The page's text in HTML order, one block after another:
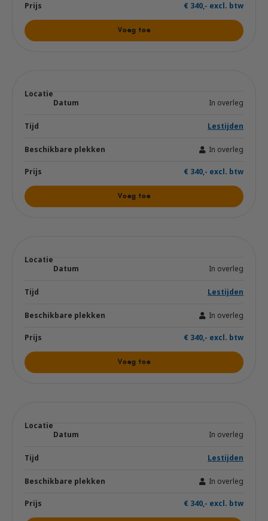
€ 340,- excl. btw
Voeg toe
In overleg
Lestijden
In overleg
€ 340,- excl. btw
Voeg toe
In overleg
Lestijden
In overleg
€ 340,- excl. btw
Voeg toe
In overleg
Lestijden
In overleg
€ 340,- excl. btw